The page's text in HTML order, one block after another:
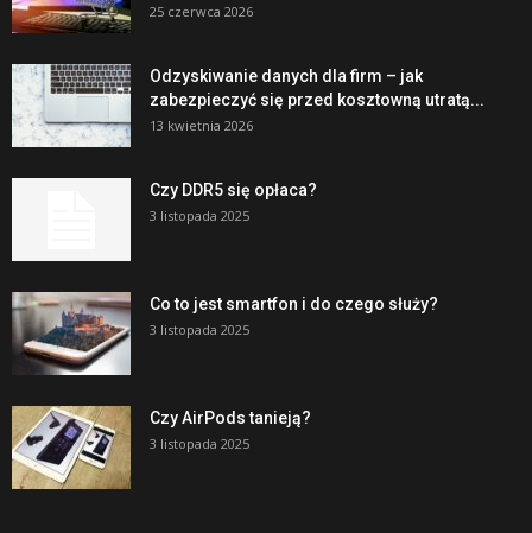
25 czerwca 2026
Odzyskiwanie danych dla firm – jak
zabezpieczyć się przed kosztowną utratą...
13 kwietnia 2026
Czy DDR5 się opłaca?
3 listopada 2025
Co to jest smartfon i do czego służy?
3 listopada 2025
Czy AirPods tanieją?
3 listopada 2025